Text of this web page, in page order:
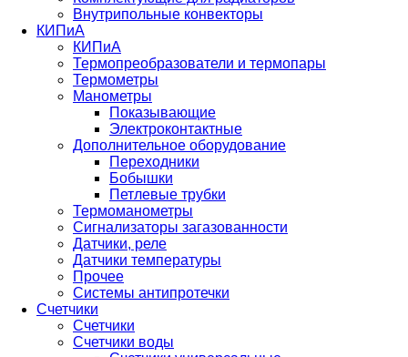
Внутрипольные конвекторы
КИПиА
КИПиА
Термопреобразователи и термопары
Термометры
Манометры
Показывающие
Электроконтактные
Дополнительное оборудование
Переходники
Бобышки
Петлевые трубки
Термоманометры
Сигнализаторы загазованности
Датчики, реле
Датчики температуры
Прочее
Системы антипротечки
Счетчики
Счетчики
Счетчики воды